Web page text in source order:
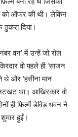
को ऑफर की थी। लेकिन
दिया।
वन’ में उन्हें जो रोल
वो पहले ही ‘साजन
और ‘हसीना मान
था। आखिरकार वो
ही फ़िल्में डेविड धवन ने
हुईं।